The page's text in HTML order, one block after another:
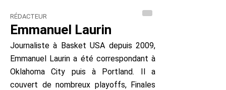
RÉDACTEUR
Emmanuel Laurin
Journaliste à Basket USA depuis 2009,
Emmanuel Laurin a été correspondant à
Oklahoma City puis à Portland. Il a
couvert de nombreux playoffs, Finales